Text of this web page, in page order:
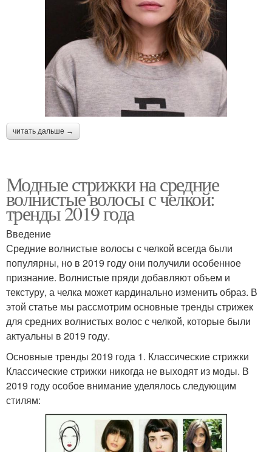
читать дальше →
Модные стрижки на средние
волнистые волосы с челкой:
тренды 2019 года
Введение
Средние волнистые волосы с челкой всегда были
популярны, но в 2019 году они получили особенное
признание. Волнистые пряди добавляют объем и
текстуру, а челка может кардинально изменить образ. В
этой статье мы рассмотрим основные тренды стрижек
для средних волнистых волос с челкой, которые были
актуальны в 2019 году.
Основные тренды 2019 года 1. Классические стрижки
Классические стрижки никогда не выходят из моды. В
2019 году особое внимание уделялось следующим
стилям: